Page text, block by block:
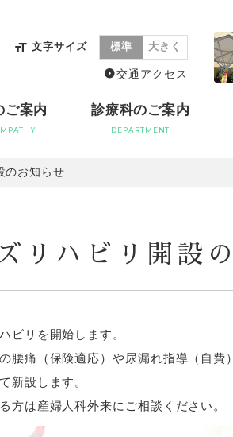
文字サイズ 標準 大きく
交通アクセス
ご案内 診療科のご案内
DEPARTMENT
のお知らせ
リハビリ開設
ビリを開始します。
腰痛（保険適応）や尿漏れ指導（自費
新設します。
方は産婦人科外来にご相談ください。